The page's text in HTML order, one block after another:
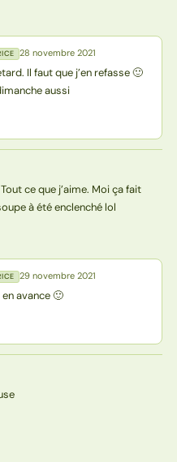
28 novembre 2021
Il faut que j’en refasse 🙂
aussi
ce que j’aime. Moi ça fait
à été enclenché lol
29 novembre 2021
avance 🙂